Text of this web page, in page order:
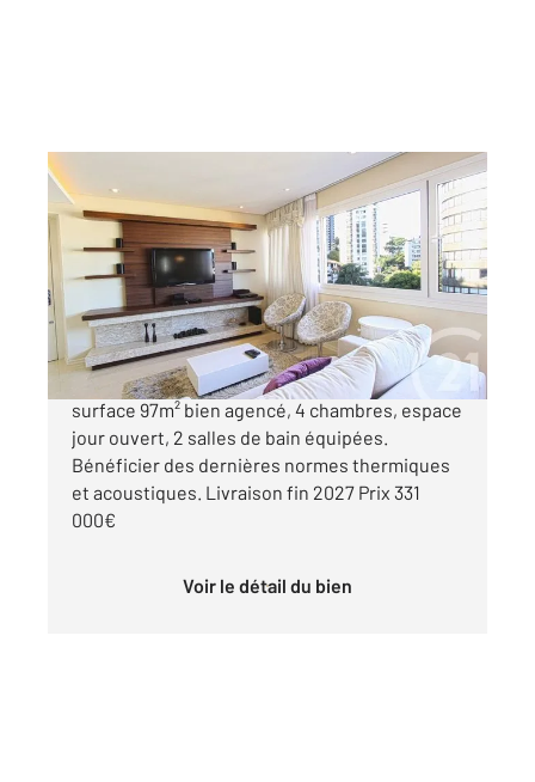
BRON 69
97 m
, 5 pièces
Ref : 2192
Appartement à vendre
331 000 €
BRON, Grand appartement avec balcon, d'une
surface 97m² bien agencé, 4 chambres, espace
jour ouvert, 2 salles de bain équipées.
Bénéficier des dernières normes thermiques
et acoustiques. Livraison fin 2027 Prix 331
000€
Voir le détail du bien